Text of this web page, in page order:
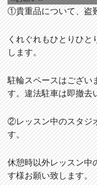
①貴重品について、盗
くれぐれもひとりひと
します。
駐輪スペースはござい
す。違法駐車は即撤去
②レッスン中のスタジ
す。
休憩時以外レッスン中
す様お願い致します。